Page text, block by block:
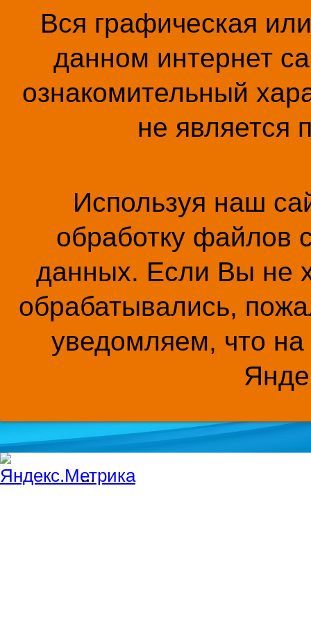
Вся графическая
данном интернет
ознакомительный
не является
Используя наш
обработку файлов
данных. Если Вы не
обрабатывались,
уведомляем, что на
...